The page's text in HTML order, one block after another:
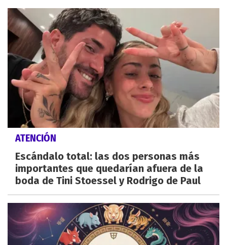
ATENCIÓN
Escándalo total: las dos personas más
importantes que quedarían afuera de la
boda de Tini Stoessel y Rodrigo de Paul